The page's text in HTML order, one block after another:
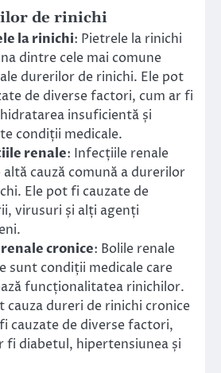
de rinichi
la rinichi: Pietrele la rinichi
dintre cele mai comune
durerilor de rinichi. Ele pot
de diverse factori, cum ar fi
insuficientă și
condiții medicale.
renale: Infecțiile renale
altă cauză comună a durerilor
Ele pot fi cauzate de
virusuri și alți agenți
cronice: Bolile renale
sunt condiții medicale care
funcționalitatea rinichilor.
cauza dureri de rinichi cronice
cauzate de diverse factori,
fi diabetul, hipertensiunea și